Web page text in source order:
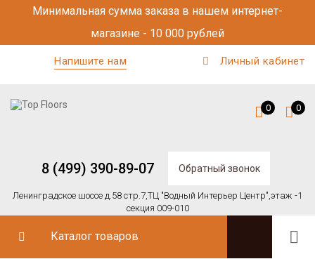
Минимальная сумма заказа в нашем интернет-
магазине - 10 000 рублей
Напишите нам Личный кабинет
8 (499) 390-89-07 Обратный звонок
Ленинградское шоссе д.58 стр.7,ТЦ "Водный Интерьер Центр",этаж -1
секция 009-010
0 0
Каталог товаров